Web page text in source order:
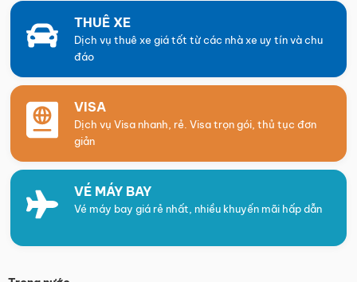
THUÊ XE
Dịch vụ thuê xe giá tốt từ các nhà xe uy tín và chu
đáo
VISA
Dịch vụ Visa nhanh, rẻ. Visa trọn gói, thủ tục đơn
giản
VÉ MÁY BAY
Vé máy bay giá rẻ nhất, nhiều khuyến mãi hấp dẫn